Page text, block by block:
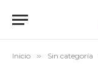
Inicio » Sin categoría